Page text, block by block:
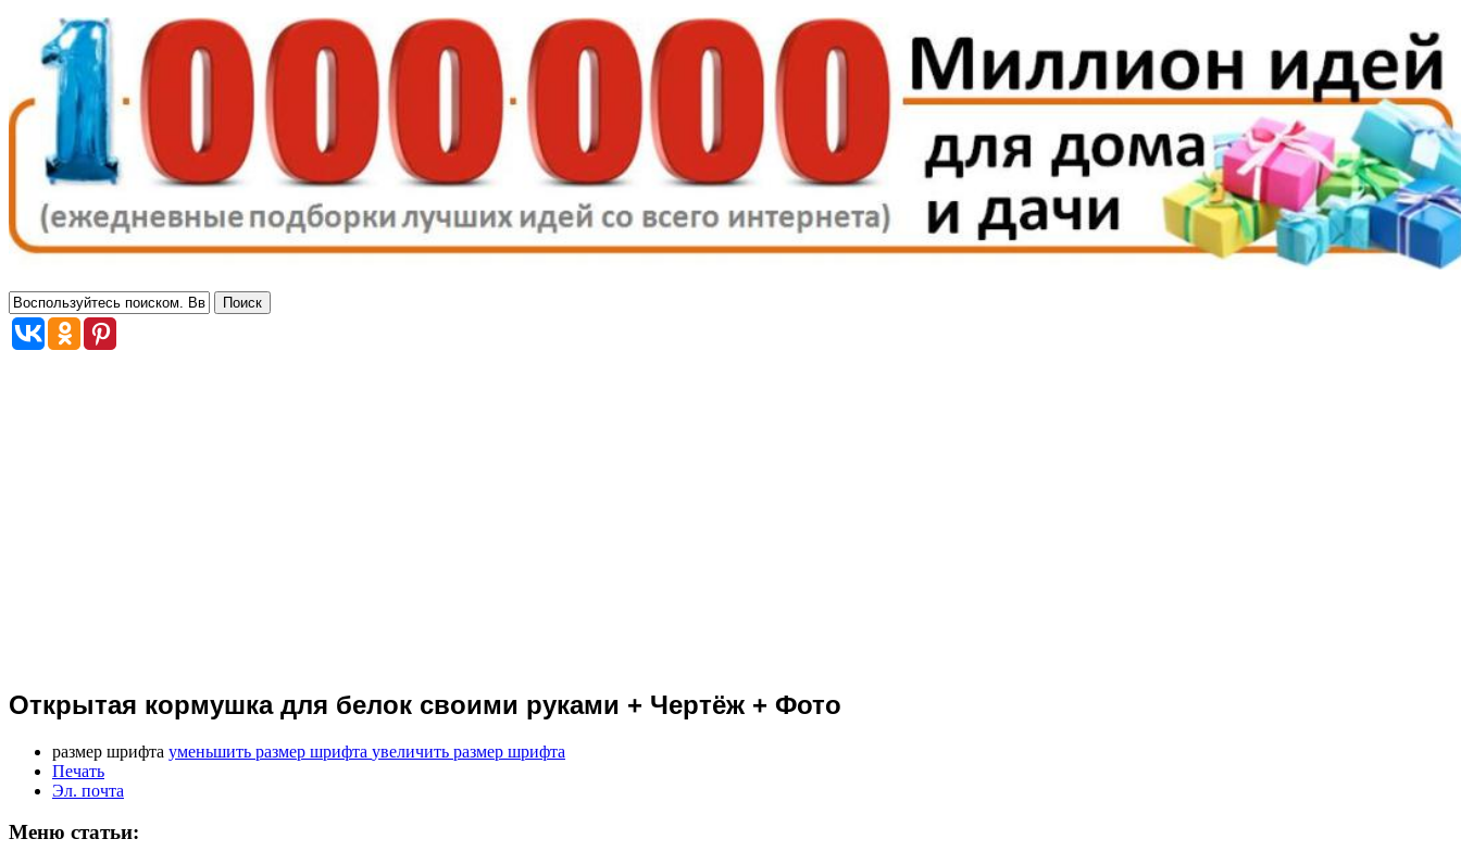
Открытая кормушка для белок своими руками + Чертёж + Фото
размер шрифта уменьшить размер шрифта увеличить размер шрифта
Печать
Эл. почта
Меню статьи: